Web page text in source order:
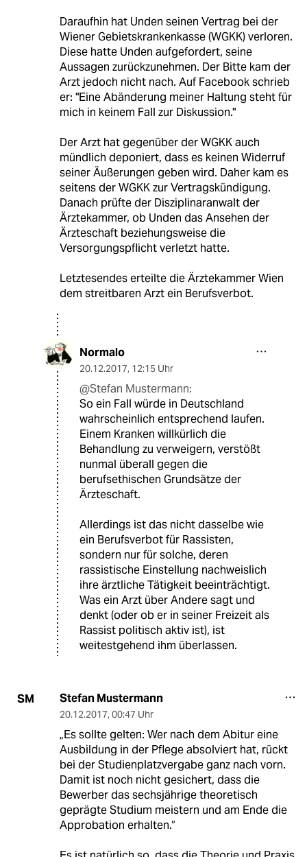
Daraufhin hat Unden seinen Vertrag bei der
Wiener Gebietskrankenkasse (WGKK) verloren.
Diese hatte Unden aufgefordert, seine
Aussagen zurückzunehmen. Der Bitte kam der
Arzt jedoch nicht nach. Auf Facebook schrieb
er: "Eine Abänderung meiner Haltung steht für
mich in keinem Fall zur Diskussion."
Der Arzt hat gegenüber der WGKK auch
mündlich deponiert, dass es keinen Widerruf
seiner Äußerungen geben wird. Daher kam es
seitens der WGKK zur Vertragskündigung.
Danach prüfte der Disziplinaranwalt der
Ärztekammer, ob Unden das Ansehen der
Ärzteschaft beziehungsweise die
Versorgungspflicht verletzt hatte.
Letztesendes erteilte die Ärztekammer Wien
dem streitbaren Arzt ein Berufsverbot.
Normalo
20.12.2017, 12:15 Uhr
@Stefan Mustermann:
So ein Fall würde in Deutschland
wahrscheinlich entsprechend laufen.
Einem Kranken willkürlich die
Behandlung zu verweigern, verstößt
nunmal überall gegen die
berufsethischen Grundsätze der
Ärzteschaft.
Allerdings ist das nicht dasselbe wie
ein Berufsverbot für Rassisten,
sondern nur für solche, deren
rassistische Einstellung nachweislich
ihre ärztliche Tätigkeit beeinträchtigt.
Was ein Arzt über Andere sagt und
denkt (oder ob er in seiner Freizeit als
Rassist politisch aktiv ist), ist
weitestgehend ihm überlassen.
SM Stefan Mustermann
20.12.2017, 00:47 Uhr
„Es sollte gelten: Wer nach dem Abitur eine
Ausbildung in der Pflege absolviert hat, rückt
bei der Studienplatzvergabe ganz nach vorn.
Damit ist noch nicht gesichert, dass die
Bewerber das sechsjährige theoretisch
geprägte Studium meistern und am Ende die
Approbation erhalten.“